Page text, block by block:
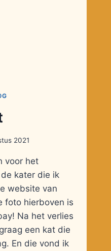
2021
voor het
kater die ik
website van
foto hierboven is
Na het verlies
een kat die
En die vond ik